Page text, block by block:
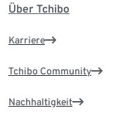
Über Tchibo
Karriere
Tchibo Community
Nachhaltigkeit